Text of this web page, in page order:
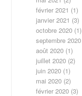
février 2021 (1)
janvier 2021 (3)
octobre 2020 (1)
septembre 2020
août 2020 (1)
juillet 2020 (2)
juin 2020 (1)
mai 2020 (2)
février 2020 (3)